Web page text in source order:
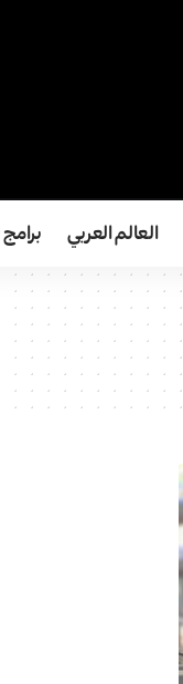
العالم العربي برامج